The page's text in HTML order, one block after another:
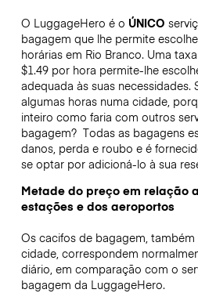
O LuggageHero é o ÚNICO
bagagem que lhe permite
horárias em Rio Branco. Uma
$1.49 por hora permite-lhe
adequada às suas necessidades.
algumas horas numa cidade,
inteiro como faria com outros
bagagem? Todas as bagagens
danos, perda e roubo e é
se optar por adicioná-lo à sua
Metade do preço em relação
estações e dos aeroportos
Os cacifos de bagagem,
cidade, correspondem
diário, em comparação com o
bagagem da LuggageHero.